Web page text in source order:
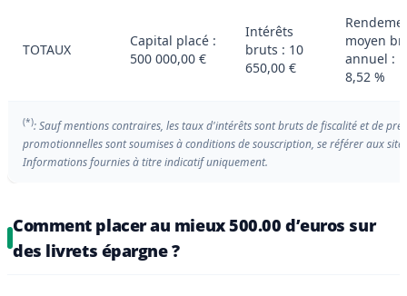
TOTAUX
Capital placé :
500 000,00 €
Intérêts
bruts : 10
650,00 €
moyen
annuel :
8,52 %
(*): Sauf mentions contraires, les taux d'intérêts sont bruts de fiscalité et de
promotionnelles sont soumises à conditions de souscription, se référer aux
Informations fournies à titre indicatif uniquement.
Comment placer au mieux 500.00 d’euros sur
des livrets épargne ?